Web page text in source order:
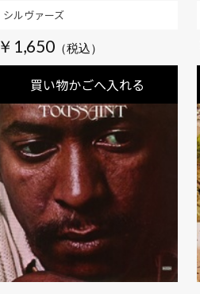
￥1,650
買い物かごへ入れる
シルヴァーズ